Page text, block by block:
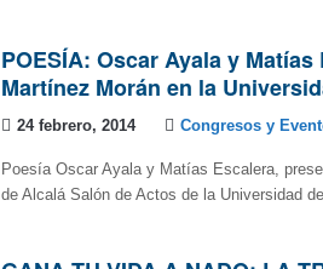
POESÍA: Oscar Ayala y
Martínez Morán en la
24 febrero, 2014 Congresos y
Poesía Oscar Ayala y Matías Escalera,
de Alcalá Salón de Actos de la Universidad